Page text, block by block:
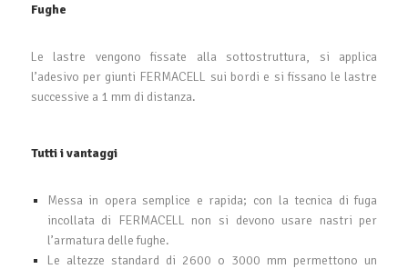
Fughe
Le lastre vengono fissate alla sottostruttura, si applica
l’adesivo per giunti FERMACELL sui bordi e si fissano le lastre
successive a 1 mm di distanza.
Tutti i vantaggi
Messa in opera semplice e rapida; con la tecnica di fuga
incollata di FERMACELL non si devono usare nastri per
l’armatura delle fughe.
Le altezze standard di 2600 o 3000 mm permettono un